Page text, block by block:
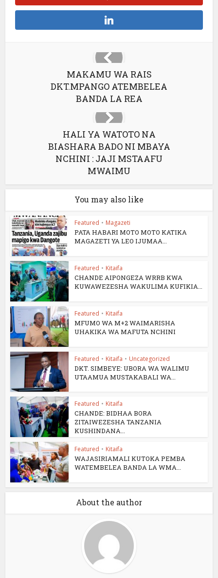
MAKAMU WA RAIS
DKT.MPANGO ATEMBELEA
BANDA LA REA
HALI YA WATOTO NA
BIASHARA BADO NI MBAYA
NCHINI : JAJI MSTAAFU
MWAIMU
You may also like
Featured • Magazeti
PATA HABARI MOTO MOTO KATIKA
MAGAZETI YA LEO IJUMAA...
Featured • Kitaifa
CHANDE AIPONGEZA WRRB KWA
KUWAWEZESHA WAKULIMA KUFIKIA...
Featured • Kitaifa
MFUMO WA M+2 WAIMARISHA
UHAKIKA WA MAFUTA NCHINI
Featured • Kitaifa • Uncategorized
DKT. SIMBEYE: UBORA WA WALIMU
UTAAMUA MUSTAKABALI WA...
Featured • Kitaifa
CHANDE: BIDHAA BORA
ZITAIWEZESHA TANZANIA
KUSHINDANA...
Featured • Kitaifa
WAJASIRIAMALI KUTOKA PEMBA
WATEMBELEA BANDA LA WMA...
About the author